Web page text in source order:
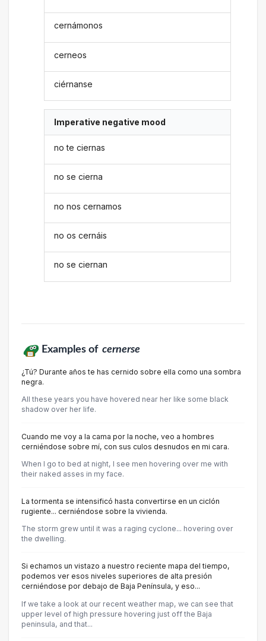
cernámonos
cerneos
ciérnanse
Imperative negative mood
no te ciernas
no se cierna
no nos cernamos
no os cernáis
no se ciernan
Examples of cernerse
¿Tú? Durante años te has cernido sobre ella como una sombra
negra.
All these years you have hovered near her like some black
shadow over her life.
Cuando me voy a la cama por la noche, veo a hombres
cerniéndose sobre mí, con sus culos desnudos en mi cara.
When I go to bed at night, I see men hovering over me with
their naked asses in my face.
La tormenta se intensificó hasta convertirse en un ciclón
rugiente... cerniéndose sobre la vivienda.
The storm grew until it was a raging cyclone... hovering over
the dwelling.
Si echamos un vistazo a nuestro reciente mapa del tiempo,
podemos ver esos niveles superiores de alta presión
cerniéndose por debajo de Baja Península, y eso...
If we take a look at our recent weather map, we can see that
upper level of high pressure hovering just off the Baja
peninsula, and that...